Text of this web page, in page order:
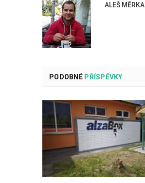
ALEŠ MĚRKA
PODOBNÉPŘÍSPĚVKY